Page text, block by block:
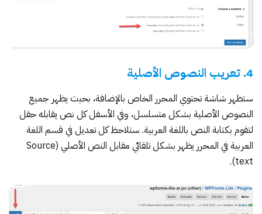
4. تعريب النصوص الأصلية
ستظهر شاشة تحتوي المحرر الخاص بالإضافة، بحيث يظهر جميع
النصوص الأصلية بشكل متسلسل، وفي الأسفل كل نص يقابله حقل
لتقوم بكتابة النص باللغة العربية. ستلاحظ كل تعديل في قسم اللغة
العربية في المحرر يظهر بشكل تلقائي مقابل النص الأصلي (Source
text).